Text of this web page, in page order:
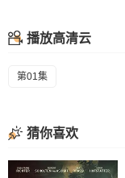
播放高清云
第01集
猜你喜欢